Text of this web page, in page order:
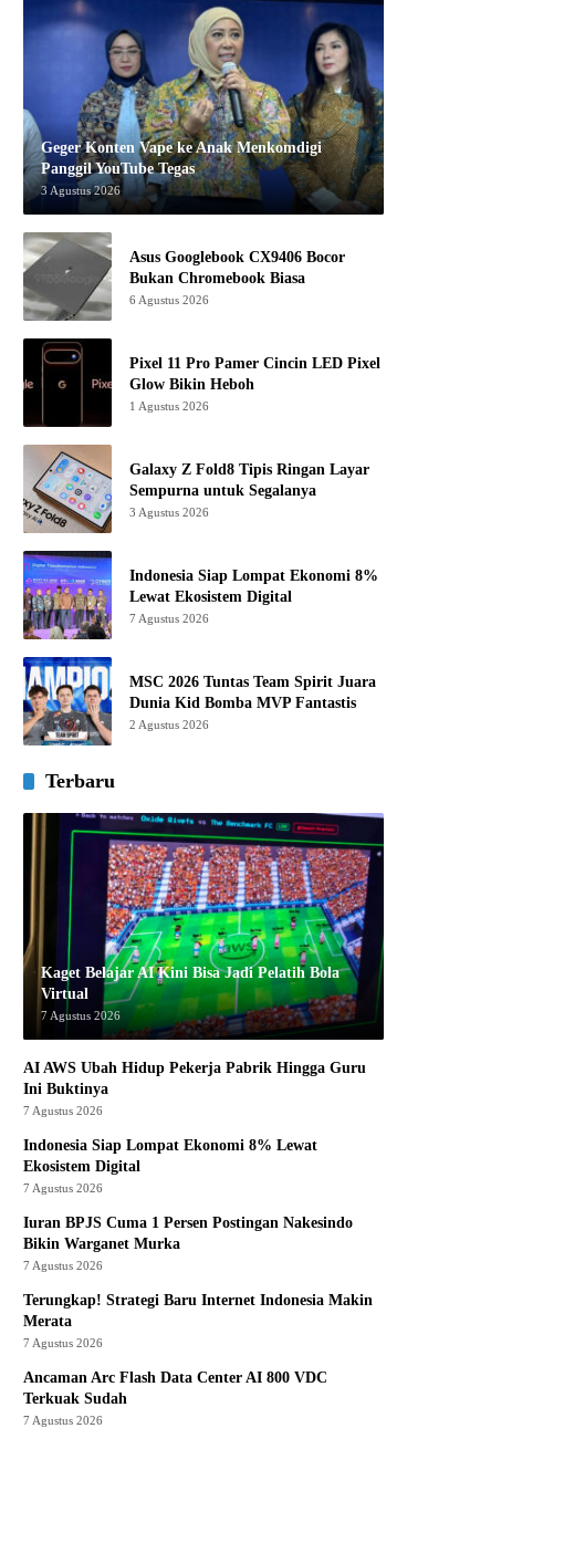
Geger Konten Vape ke Anak Menkomdigi
Panggil YouTube Tegas
3 Agustus 2026
Asus Googlebook CX9406 Bocor
Bukan Chromebook Biasa
6 Agustus 2026
Pixel 11 Pro Pamer Cincin LED Pixel
Glow Bikin Heboh
1 Agustus 2026
Galaxy Z Fold8 Tipis Ringan Layar
Sempurna untuk Segalanya
3 Agustus 2026
Indonesia Siap Lompat Ekonomi 8%
Lewat Ekosistem Digital
7 Agustus 2026
MSC 2026 Tuntas Team Spirit Juara
Dunia Kid Bomba MVP Fantastis
2 Agustus 2026
Terbaru
Kaget Belajar AI Kini Bisa Jadi Pelatih Bola
Virtual
7 Agustus 2026
AI AWS Ubah Hidup Pekerja Pabrik Hingga Guru
Ini Buktinya
7 Agustus 2026
Indonesia Siap Lompat Ekonomi 8% Lewat
Ekosistem Digital
7 Agustus 2026
Iuran BPJS Cuma 1 Persen Postingan Nakesindo
Bikin Warganet Murka
7 Agustus 2026
Terungkap! Strategi Baru Internet Indonesia Makin
Merata
7 Agustus 2026
Ancaman Arc Flash Data Center AI 800 VDC
Terkuak Sudah
7 Agustus 2026